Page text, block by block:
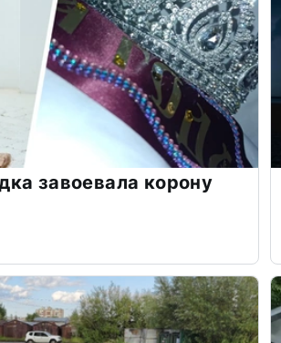
завоевала корону